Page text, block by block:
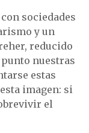
sociedades
y un
reducido
nuestras
estas
imagen: si
el